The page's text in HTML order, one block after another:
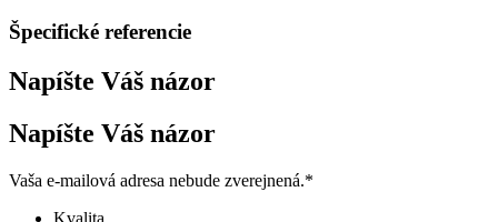
Špecifické referencie
Napíšte Váš názor
Napíšte Váš názor
Vaša e-mailová adresa nebude zverejnená.*
Kvalita